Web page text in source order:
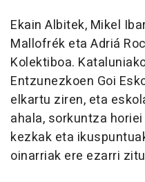
Ekain Albitek, Mikel
Mallofrék eta Adriá
Kolektiboa.
Entzunezkoen Goi
elkartu ziren, eta
ahala, sorkuntza
kezkak eta
oinarriak ere ezarri